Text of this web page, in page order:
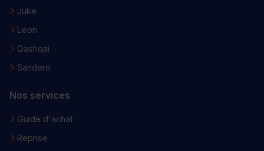
Juke
Leon
Qashqai
Sandero
Nos services
Guide d'achat
Reprise